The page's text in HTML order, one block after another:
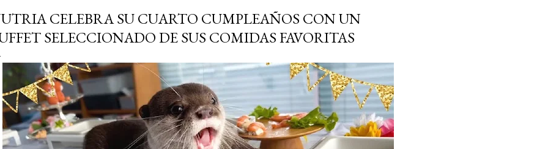
CELEBRA SU CUARTO CUMPLEAÑOS CON UN
SELECCIONADO DE SUS COMIDAS FAVORITAS